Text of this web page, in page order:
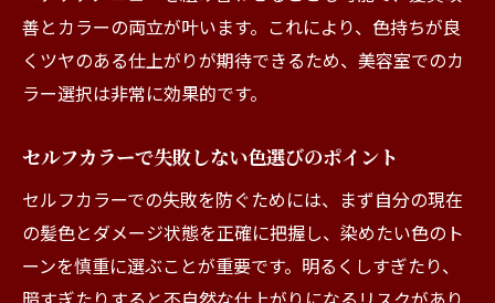
善とカラーの両立が叶います。これにより、色持ちが良
くツヤのある仕上がりが期待できるため、美容室でのカ
ラー選択は非常に効果的です。
セルフカラーで失敗しない色選びのポイント
セルフカラーでの失敗を防ぐためには、まず自分の現在
の髪色とダメージ状態を正確に把握し、染めたい色のト
ーンを慎重に選ぶことが重要です。明るくしすぎたり、